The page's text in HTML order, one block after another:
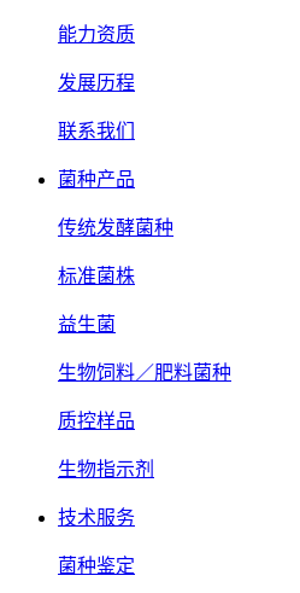
能力资质
发展历程
联系我们
菌种产品
传统发酵菌种
标准菌株
益生菌
生物饲料／肥料菌种
质控样品
生物指示剂
技术服务
菌种鉴定